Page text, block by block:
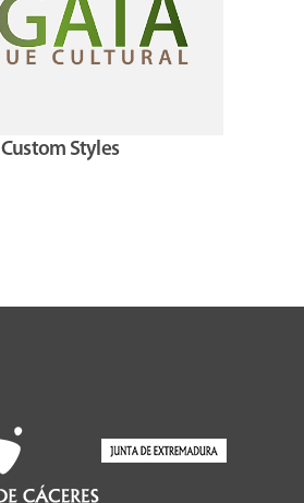
Custom Styles